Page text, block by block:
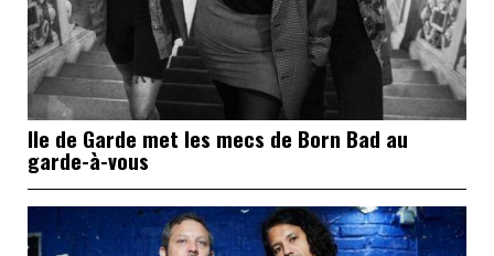
Ile de Garde met les mecs de Born Bad au
garde-à-vous